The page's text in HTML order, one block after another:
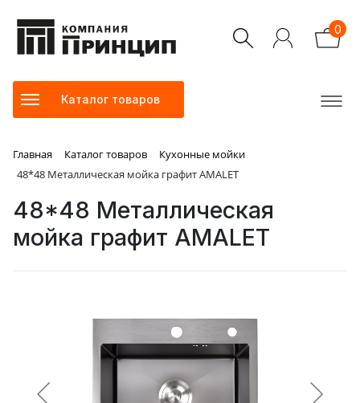
0
Каталог товаров
Главная Каталог товаров
Кухонные мойки
48*48 Металлическая мойка графит AMALET
48*48 Металлическая
мойка графит AMALET